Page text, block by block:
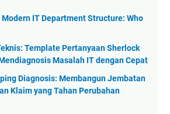
IT Department Structure: Who
Template Pertanyaan Sherlock
Masalah IT dengan Cepat
Diagnosis: Membangun Jembatan
Klaim yang Tahan Perubahan